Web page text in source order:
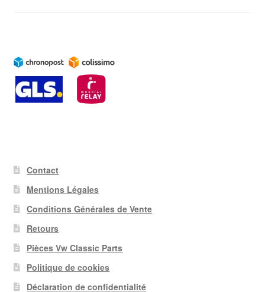
Contact
Mentions Légales
Conditions Générales de Vente
Retours
Pièces Vw Classic Parts
Politique de cookies
Déclaration de confidentialité